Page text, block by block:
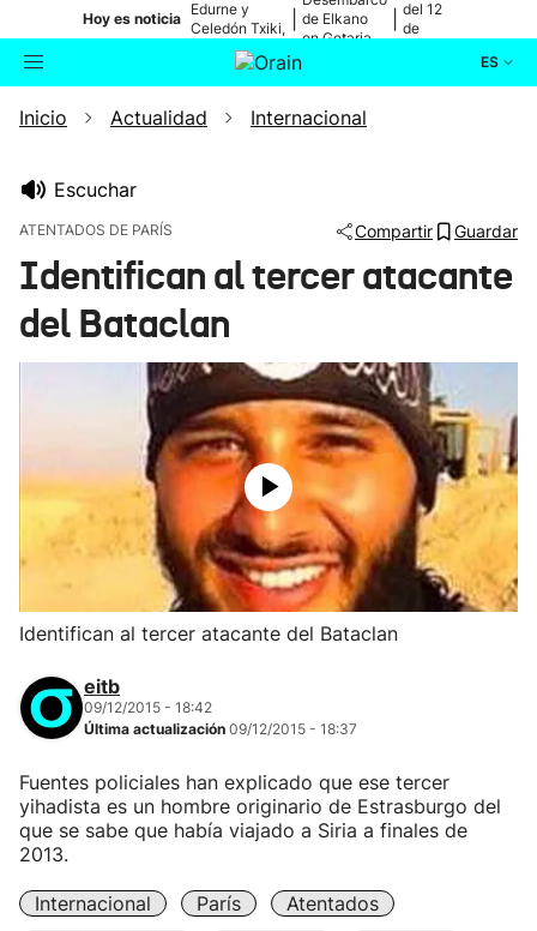
Hoy es noticia
Edurne y
Celedón Txiki,
en directo
de Elkano
en Getaria
del 12
de
ES
Buscador Actualidad
Eguraldia
Inicio Actualidad Internacional
Escuchar
ATENTADOS DE PARÍS Compartir Guardar
Identifican al tercer atacante
del Bataclan
Identifican al tercer atacante del Bataclan
eitb
09/12/2015 - 18:42
Última actualización 09/12/2015 - 18:37
Fuentes policiales han explicado que ese tercer
yihadista es un hombre originario de Estrasburgo del
que se sabe que había viajado a Siria a finales de
2013.
Internacional París
Atentados